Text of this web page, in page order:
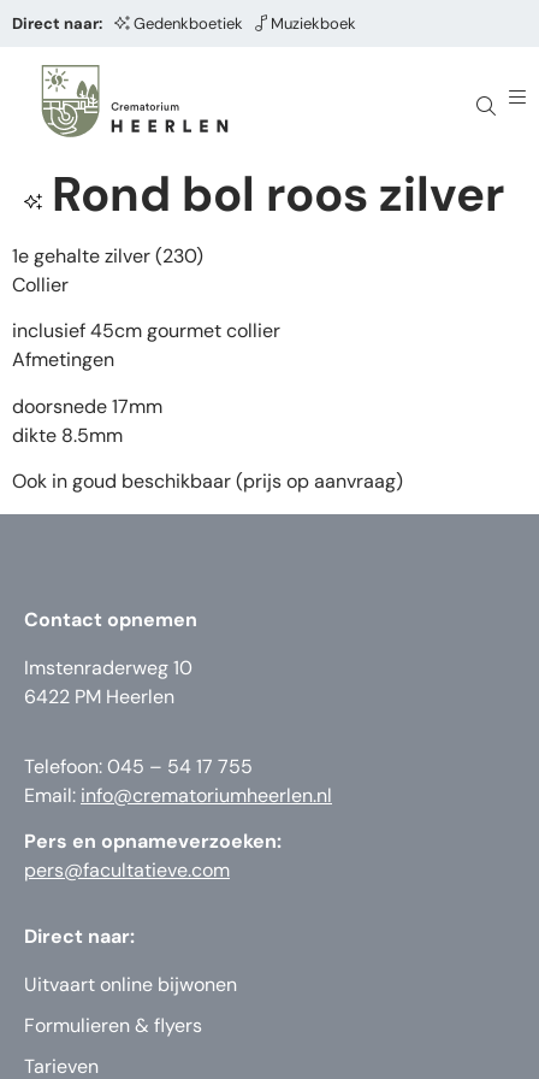
Direct naar: Gedenkboetiek Muziekboek
Rond bol roos zilver
1e gehalte zilver (230)
Collier
inclusief 45cm gourmet collier
Afmetingen
doorsnede 17mm
dikte 8.5mm
Ook in goud beschikbaar (prijs op aanvraag)
Contact opnemen
Imstenraderweg 10
6422 PM Heerlen
Telefoon: 045 – 54 17 755
Email: info@crematoriumheerlen.nl
Pers en opnameverzoeken:
pers@facultatieve.com
Direct naar:
Uitvaart online bijwonen
Formulieren & flyers
Tarieven